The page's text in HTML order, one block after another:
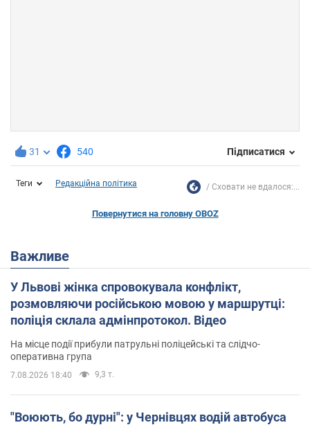
31 540 Підписатися
Теги Редакційна політика Сховати не вдалося:...
Повернутися на головну OBOZ
Важливе
У Львові жінка спровокувала конфлікт,
розмовляючи російською мовою у маршрутці:
поліція склала адмінпротокол. Відео
На місце події прибули патрульні поліцейські та слідчо-
оперативна група
7.08.2026 18:40 9,3 т.
"Воюють, бо дурні": у Чернівцях водій автобуса